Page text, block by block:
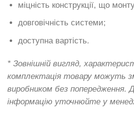
міцність конструкції, що
довговічність системи;
доступна вартість.
* Зовнішній вигляд,
комплектація товару можуть
виробником без попередження.
інформацію уточнюйте у